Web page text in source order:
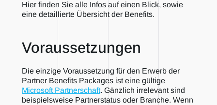
Hier finden Sie alle Infos auf einen Blick, sowie
eine detaillierte Übersicht der Benefits.
Voraussetzungen
Die einzige Voraussetzung für den Erwerb der
Microsoft Partnerschaft. Gänzlich irrelevant sind
beispielsweise Partnerstatus oder Branche. Wenn